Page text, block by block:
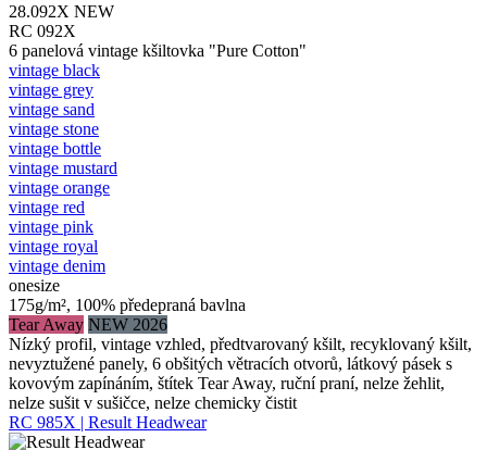
28.092X NEW
RC 092X
6 panelová vintage kšiltovka "Pure Cotton"
vintage black
vintage grey
vintage sand
vintage stone
vintage bottle
vintage mustard
vintage orange
vintage red
vintage pink
vintage royal
vintage denim
onesize
175g/m², 100% předepraná bavlna
Tear Away NEW 2026
Nízký profil, vintage vzhled, předtvarovaný kšilt, recyklovaný kšilt,
nevyztužené panely, 6 obšitých větracích otvorů, látkový pásek s
kovovým zapínáním, štítek Tear Away, ruční praní, nelze žehlit,
nelze sušit v sušičce, nelze chemicky čistit
RC 985X | Result Headwear